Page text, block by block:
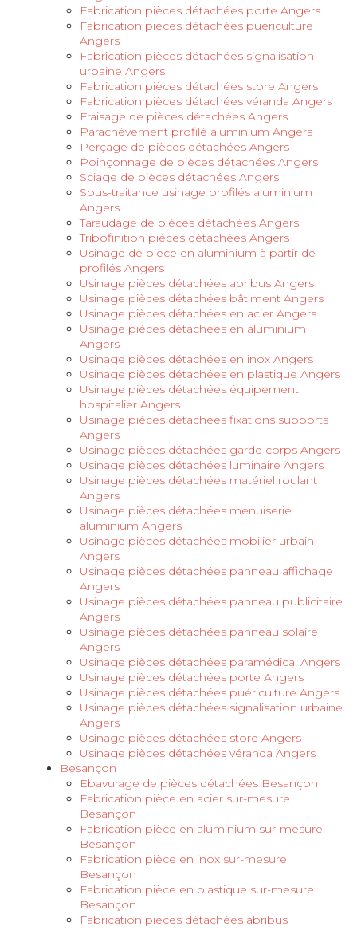
Fabrication pièces détachées porte Angers
Fabrication pièces détachées puériculture
Angers
Fabrication pièces détachées signalisation
urbaine Angers
Fabrication pièces détachées store Angers
Fabrication pièces détachées véranda Angers
Fraisage de pièces détachées Angers
Parachèvement profilé aluminium Angers
Perçage de pièces détachées Angers
Poinçonnage de pièces détachées Angers
Sciage de pièces détachées Angers
Sous-traitance usinage profilés aluminium
Angers
Taraudage de pièces détachées Angers
Tribofinition pièces détachées Angers
Usinage de pièce en aluminium à partir de
profilés Angers
Usinage pièces détachées abribus Angers
Usinage pièces détachées bâtiment Angers
Usinage pièces détachées en acier Angers
Usinage pièces détachées en aluminium
Angers
Usinage pièces détachées en inox Angers
Usinage pièces détachées en plastique Angers
Usinage pièces détachées équipement
hospitalier Angers
Usinage pièces détachées fixations supports
Angers
Usinage pièces détachées garde corps Angers
Usinage pièces détachées luminaire Angers
Usinage pièces détachées matériel roulant
Angers
Usinage pièces détachées menuiserie
aluminium Angers
Usinage pièces détachées mobilier urbain
Angers
Usinage pièces détachées panneau affichage
Angers
Usinage pièces détachées panneau publicitaire
Angers
Usinage pièces détachées panneau solaire
Angers
Usinage pièces détachées paramédical Angers
Usinage pièces détachées porte Angers
Usinage pièces détachées puériculture Angers
Usinage pièces détachées signalisation urbaine
Angers
Usinage pièces détachées store Angers
Usinage pièces détachées véranda Angers
Besançon
Ebavurage de pièces détachées Besançon
Fabrication pièce en acier sur-mesure
Besançon
Fabrication pièce en aluminium sur-mesure
Besançon
Fabrication pièce en inox sur-mesure
Besançon
Fabrication pièce en plastique sur-mesure
Besançon
Fabrication pièces détachées abribus